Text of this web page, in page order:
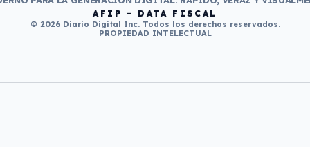
AFIP - DATA FISCAL
© 2026 Diario Digital Inc. Todos los derechos reservados.
PROPIEDAD INTELECTUAL